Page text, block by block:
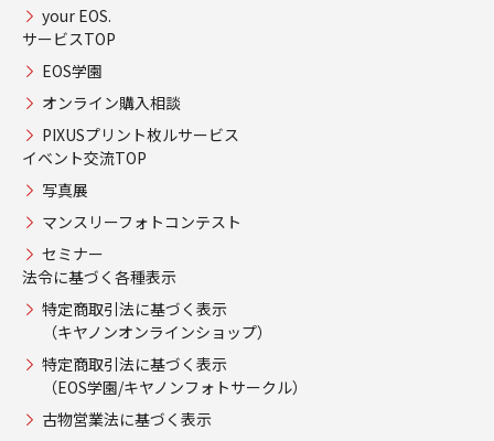
your EOS.
サービスTOP
EOS学園
オンライン購入相談
PIXUSプリント枚ルサービス
イベント交流TOP
写真展
マンスリーフォトコンテスト
セミナー
法令に基づく各種表示
特定商取引法に基づく表示
（キヤノンオンラインショップ）
特定商取引法に基づく表示
（EOS学園/キヤノンフォトサークル）
古物営業法に基づく表示